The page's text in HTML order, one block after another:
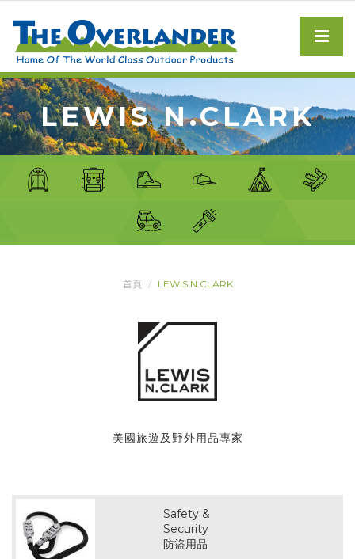
LEWIS N.CLARK
首頁 LEWIS N.CLARK
美國旅遊及野外用品專家
Safety &
Security
防盜用品